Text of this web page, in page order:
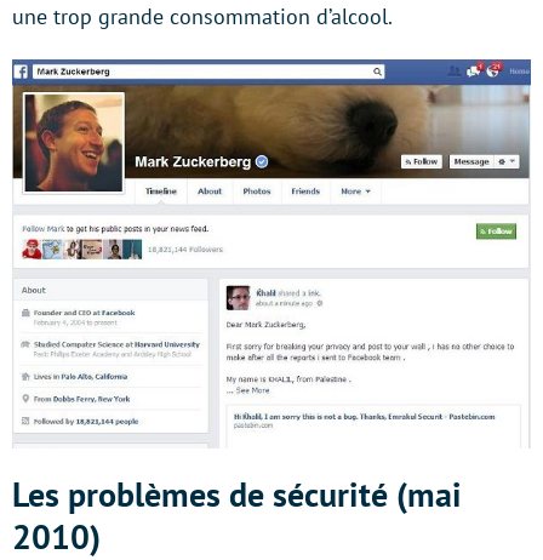
une trop grande consommation d’alcool.
Les problèmes de sécurité (mai
2010)